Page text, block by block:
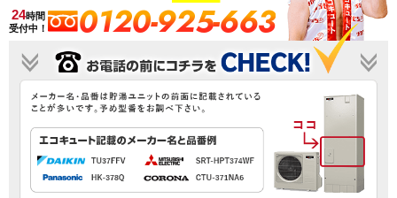
24時間
受付中！
0120-925-663